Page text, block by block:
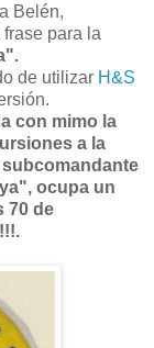
Belén,
para la
de utilizar H&S
con mimo la
a la
ocupa un
70 de